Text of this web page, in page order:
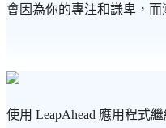
會因為你的專注和謙卑，而
使用 LeapAhead 應用程式